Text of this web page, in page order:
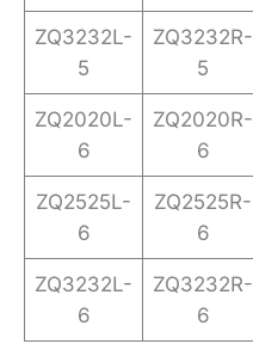
ZQ3232L-
5
ZQ3232R-
5
ZQ2020L-
6
ZQ2020R-
6
ZQ2525L-
6
ZQ2525R-
6
ZQ3232L-
6
ZQ3232R-
6